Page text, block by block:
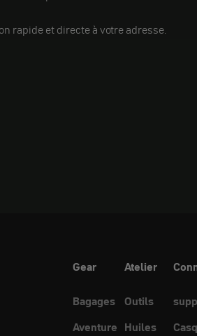
rapide et directe à votre adresse.
Gear
Bagages
Aventure
Atelier
Outils
Huiles